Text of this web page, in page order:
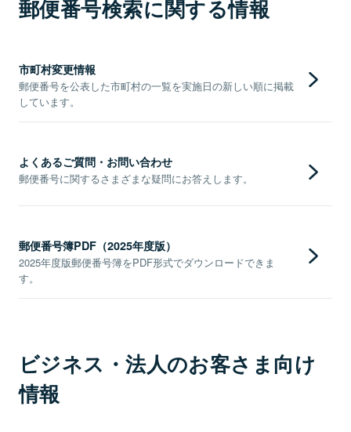
郵便番号検索に関する情報
市町村変更情報
郵便番号を公表した市町村の一覧を実施日の新しい順に掲載
しています。
よくあるご質問・お問い合わせ
郵便番号に関するさまざまな疑問にお答えします。
郵便番号簿PDF（2025年度版）
2025年度版郵便番号簿をPDF形式でダウンロードできま
す。
ビジネス・法人のお客さま向け
情報